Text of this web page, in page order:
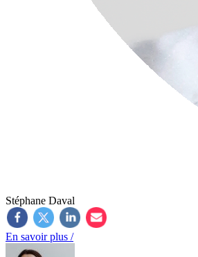
Stéphane Daval
En savoir plus /